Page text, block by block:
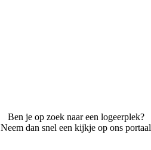
Ben je op zoek naar een logeerplek?
Neem dan snel een kijkje op ons portaal